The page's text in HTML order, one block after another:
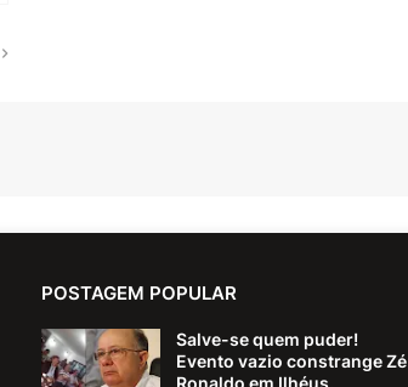
POSTAGEM POPULAR
Salve-se quem puder!
Evento vazio constrange Zé
Ronaldo em Ilhéus.